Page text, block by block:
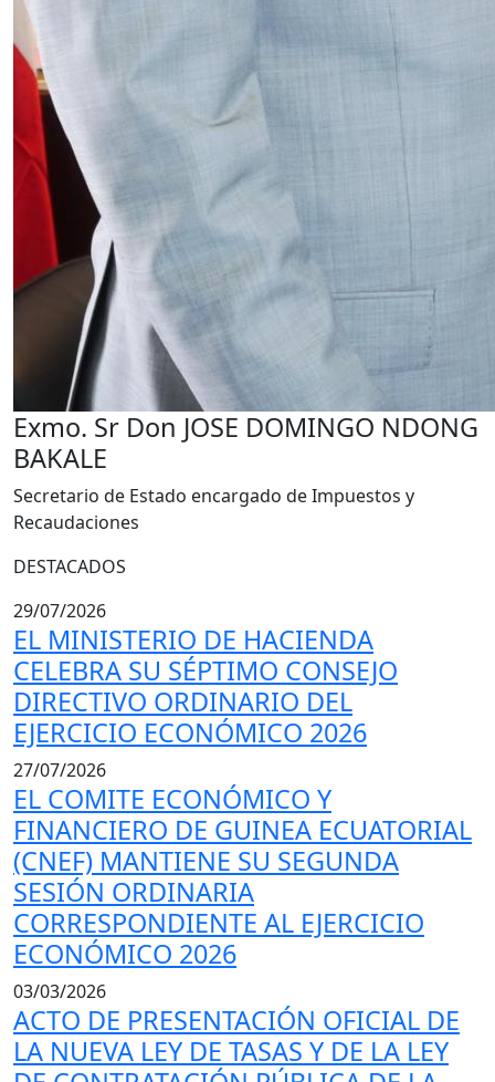
Exmo. Sr Don JOSE DOMINGO NDONG
BAKALE
Secretario de Estado encargado de Impuestos y
Recaudaciones
DESTACADOS
29/07/2026
EL MINISTERIO DE HACIENDA
CELEBRA SU SÉPTIMO CONSEJO
DIRECTIVO ORDINARIO DEL
EJERCICIO ECONÓMICO 2026
27/07/2026
EL COMITE ECONÓMICO Y
FINANCIERO DE GUINEA ECUATORIAL
(CNEF) MANTIENE SU SEGUNDA
SESIÓN ORDINARIA
CORRESPONDIENTE AL EJERCICIO
ECONÓMICO 2026
03/03/2026
ACTO DE PRESENTACIÓN OFICIAL DE
LA NUEVA LEY DE TASAS Y DE LA LEY